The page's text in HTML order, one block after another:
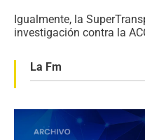
Igualmente, la
investigación contra la
La Fm